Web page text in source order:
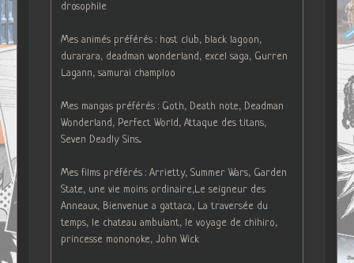
drosophile
Mes animés préférés : host club, black lagoon,
durarara, deadman wonderland, excel saga, Gurren
Lagann, samurai champloo
Mes mangas préférés : Goth, Death note, Deadman
Wonderland, Perfect World, Attaque des titans,
Seven Deadly Sins...
Mes films préférés : Arrietty, Summer Wars, Garden
State, une vie moins ordinaire,Le seigneur des
Anneaux, Bienvenue a gattaca, La traversée du
temps, le chateau ambulant, le voyage de chihiro,
princesse mononoke, John Wick